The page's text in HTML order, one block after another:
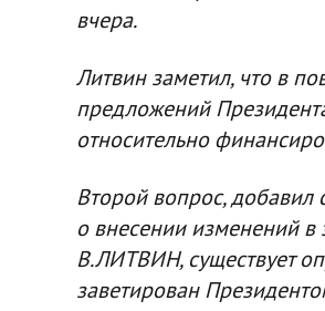
вчера.
Литвин заметил, что в
предложений
относительно
Второй вопрос, добавил
о внесении изменений в
В.ЛИТВИН, существует
заветирован